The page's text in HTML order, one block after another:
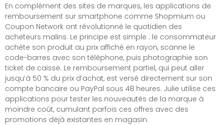
En complément des sites de marques, les applications de
remboursement sur smartphone comme Shopmium ou
Coupon Network ont révolutionné le quotidien des
acheteurs malins. Le principe est simple : le consommateur
achète son produit au prix affiché en rayon, scanne le
code-barres avec son téléphone, puis photographie son
ticket de caisse. Le remboursement partiel, qui peut aller
jusqu’à 50 % du prix d’achat, est versé directement sur son
compte bancaire ou PayPal sous 48 heures. Julie utilise ces
applications pour tester les nouveautés de la marque à
moindre coût, cumulant parfois ces offres avec des
promotions déjà existantes en magasin.